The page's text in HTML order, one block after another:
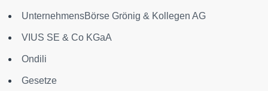
UnternehmensBörse Grönig & Kollegen AG
VIUS SE & Co KGaA
Ondili
Gesetze